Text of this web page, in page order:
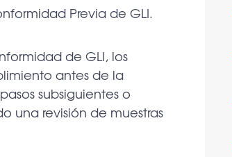
Previa de GLI.
de GLI, los
antes de la
subsiguientes o
una revisión de muestras